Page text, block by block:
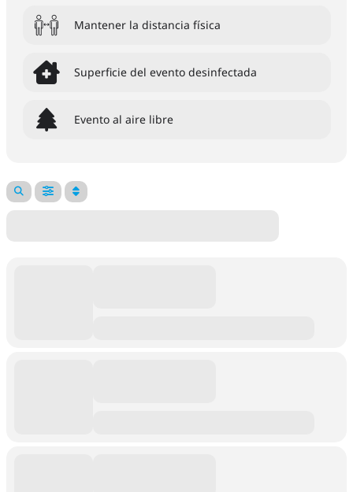
Mantener la distancia física
Superficie del evento desinfectada
Evento al aire libre